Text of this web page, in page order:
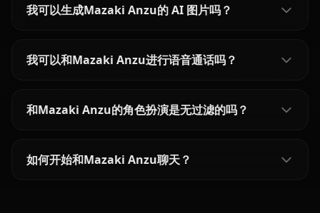
我可以生成Mazaki Anzu的 AI 图片吗？
我可以和Mazaki Anzu进行语音通话吗？
和Mazaki Anzu的角色扮演是无过滤的吗？
如何开始和Mazaki Anzu聊天？